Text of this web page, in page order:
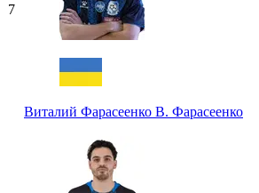
7
Виталий Фарасеенко В. Фарасеенко